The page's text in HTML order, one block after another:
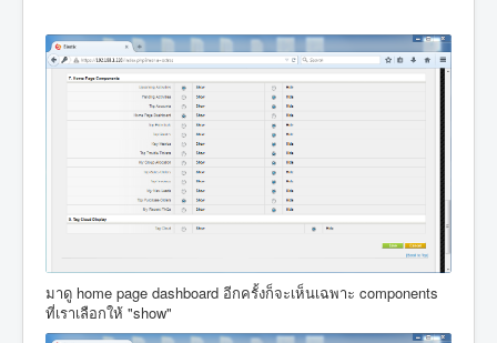
มาดู home page dashboard อีกครั้งก็จะเห็นเฉพาะ components
ที่เราเลือกให้ "show"